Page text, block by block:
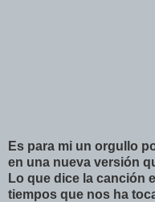
Es para mi un orgullo
en una nueva versión
Lo que dice la canción
tiempos que nos ha